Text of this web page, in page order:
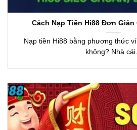
Cách Nạp Tiền Hi88 Đơn Giản
Nạp tiền Hi88 bằng phương thức
không? Nhà